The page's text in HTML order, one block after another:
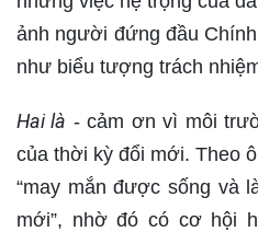
ảnh người đứng đầu
như biểu tượng trách
Hai là - cảm ơn vì môi
của thời kỳ đổi mới. Theo
“may mắn được sống và
mới”, nhờ đó có cơ hội